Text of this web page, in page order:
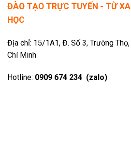
ĐÀO TẠO TRỰC TUYẾN - TỪ
HỌC
Địa chỉ: 15/1A1, Đ. Số 3, Trường
Chí Minh
Hotline: 0909 674 234 (zalo)